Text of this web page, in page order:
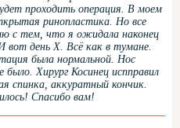
проходить операция. В моем
ринопластика. Но все
с тем, что я ожидала наконец
вот день Х. Всё как в тумане.
была нормальной. Нос
Хирург Косинец испправил
спинка, аккуратный кончик.
Спасибо вам!